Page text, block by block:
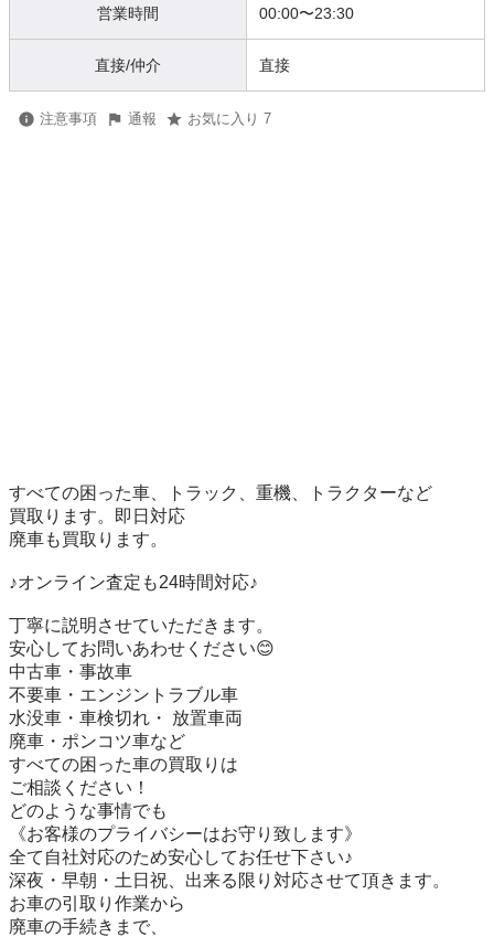
営業時間 00:00〜23:30
直接/仲介 直接
注意事項 通報 お気に入り 7
すべての困った車、トラック、重機、トラクターなど
買取ります。即日対応
廃車も買取ります。
♪オンライン査定も24時間対応♪
丁寧に説明させていただきます。
安心してお問いあわせください😊
中古車・事故車
不要車・エンジントラブル車
水没車・車検切れ・ 放置車両
廃車・ポンコツ車など
すべての困った車の買取りは
ご相談ください！
どのような事情でも
《お客様のプライバシーはお守り致します》
全て自社対応のため安心してお任せ下さい♪
深夜・早朝・土日祝、出来る限り対応させて頂きます。
お車の引取り作業から
廃車の手続きまで、